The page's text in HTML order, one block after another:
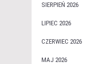
SIERPIEŃ 2026
LIPIEC 2026
CZERWIEC 2026
MAJ 2026